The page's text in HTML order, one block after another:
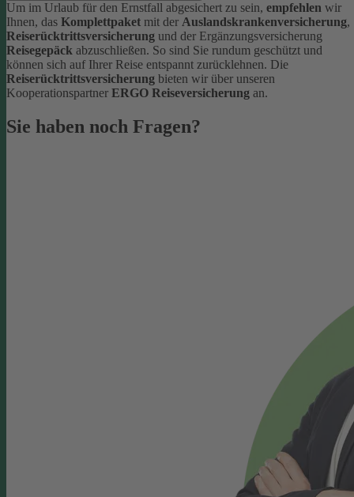
Um im Urlaub für den Ernstfall abgesichert zu sein, empfehlen wir
Ihnen, das Komplettpaket mit der Auslandskrankenversicherung,
Reiserücktrittsversicherung und der Ergänzungsversicherung
Reisegepäck abzuschließen. So sind Sie rundum geschützt und
können sich auf Ihrer Reise entspannt zurücklehnen. Die
Reiserücktrittsversicherung bieten wir über unseren
Kooperationspartner ERGO Reiseversicherung an.
Sie haben noch Fragen?